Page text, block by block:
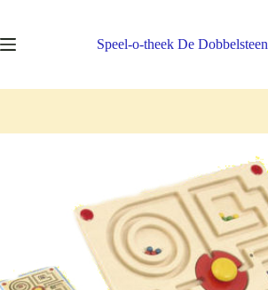
de
inhoud
Speel-o-theek De Dobbelsteen